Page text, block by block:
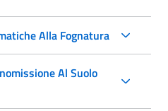
Alla Fognatura
Al Suolo